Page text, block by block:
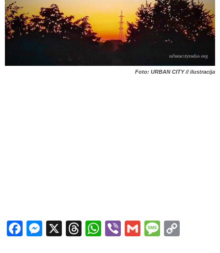
Foto: URBAN CITY // ilustracija
Facebook
Messenger
X Threads
WhatsApp
ViberGmail